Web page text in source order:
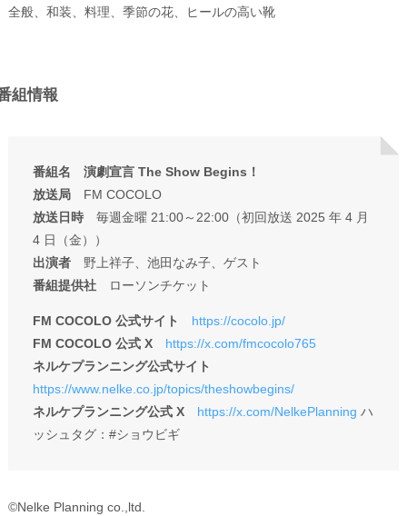
全般、和装、料理、季節の花、ヒールの高い靴
組情報
番組名 演劇宣言 The Show Begins！
放送局FM COCOLO
放送日時毎週金曜 21:00～22:00（初回放送 2025 年 4 月
4 日（金））
出演者野上祥子、池田なみ子、ゲスト
番組提供社ローソンチケット
FM COCOLO 公式サイト
https://cocolo.jp/
FM COCOLO 公式 X
https://x.com/fmcocolo765
ネルケプランニング公式サイト
https://www.nelke.co.jp/topics/theshowbegins/
ネルケプランニング公式 X
https://x.com/NelkePlanning ハ
ッシュタグ：#ショウビギ
©Nelke Planning co.,ltd.